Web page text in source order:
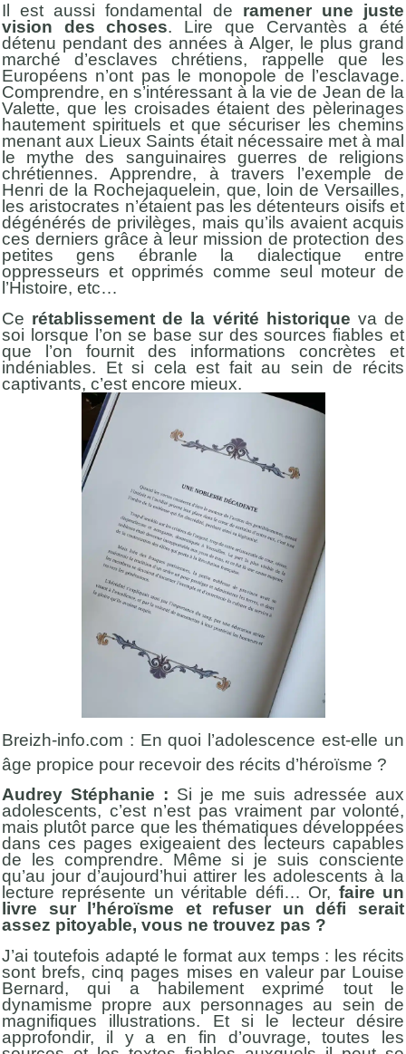
Il est aussi fondamental de ramener une juste
vision des choses. Lire que Cervantès a été
détenu pendant des années à Alger, le plus grand
marché d’esclaves chrétiens, rappelle que les
Européens n’ont pas le monopole de l’esclavage.
Comprendre, en s’intéressant à la vie de Jean de la
Valette, que les croisades étaient des pèlerinages
hautement spirituels et que sécuriser les chemins
menant aux Lieux Saints était nécessaire met à mal
le mythe des sanguinaires guerres de religions
chrétiennes. Apprendre, à travers l’exemple de
Henri de la Rochejaquelein, que, loin de Versailles,
les aristocrates n’étaient pas les détenteurs oisifs et
dégénérés de privilèges, mais qu’ils avaient acquis
ces derniers grâce à leur mission de protection des
petites gens ébranle la dialectique entre
oppresseurs et opprimés comme seul moteur de
l’Histoire, etc…
Ce rétablissement de la vérité historique va de
soi lorsque l’on se base sur des sources fiables et
que l’on fournit des informations concrètes et
indéniables. Et si cela est fait au sein de récits
captivants, c’est encore mieux.
Breizh-info.com : En quoi l’adolescence est-elle un
âge propice pour recevoir des récits d’héroïsme ?
Audrey Stéphanie : Si je me suis adressée aux
adolescents, c’est n’est pas vraiment par volonté,
mais plutôt parce que les thématiques développées
dans ces pages exigeaient des lecteurs capables
de les comprendre. Même si je suis consciente
qu’au jour d’aujourd’hui attirer les adolescents à la
lecture représente un véritable défi… Or, faire un
livre sur l’héroïsme et refuser un défi serait
assez pitoyable, vous ne trouvez pas ?
J’ai toutefois adapté le format aux temps : les récits
sont brefs, cinq pages mises en valeur par Louise
Bernard, qui a habilement exprimé tout le
dynamisme propre aux personnages au sein de
magnifiques illustrations. Et si le lecteur désire
approfondir, il y a en fin d’ouvrage, toutes les